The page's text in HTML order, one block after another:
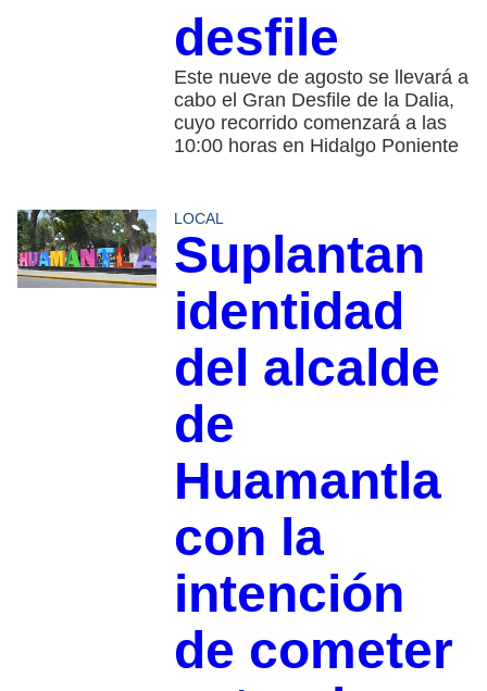
desfile
Este nueve de agosto se llevará a
cabo el Gran Desfile de la Dalia,
cuyo recorrido comenzará a las
10:00 horas en Hidalgo Poniente
LOCAL
Suplantan
identidad
del alcalde
de
Huamantla
con la
intención
de cometer